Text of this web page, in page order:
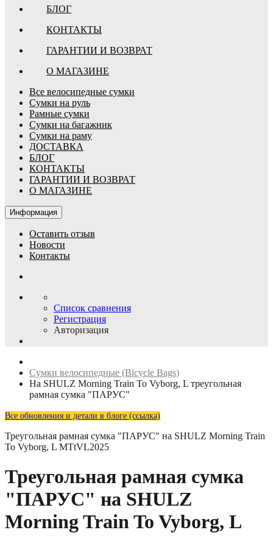
БЛОГ
КОНТАКТЫ
ГАРАНТИИ И ВОЗВРАТ
О МАГАЗИНЕ
Все велосипедные сумки
Сумки на руль
Рамные сумки
Сумки на багажник
Сумки на раму
ДОСТАВКА
БЛОГ
КОНТАКТЫ
ГАРАНТИИ И ВОЗВРАТ
О МАГАЗИНЕ
Информация
Оставить отзыв
Новости
Контакты
Список сравнения
Регистрация
Авторизация
Сумки велосипедные (Bicycle Bags)
На SHULZ Morning Train To Vyborg, L треугольная
рамная сумка "ПАРУС"
Все обновления и детали в блоге (ссылка)
Треугольная рамная сумка "ПАРУС" на SHULZ Morning Train
To Vyborg, L MTtVL2025
Треугольная рамная сумка
"ПАРУС" на SHULZ
Morning Train To Vyborg, L